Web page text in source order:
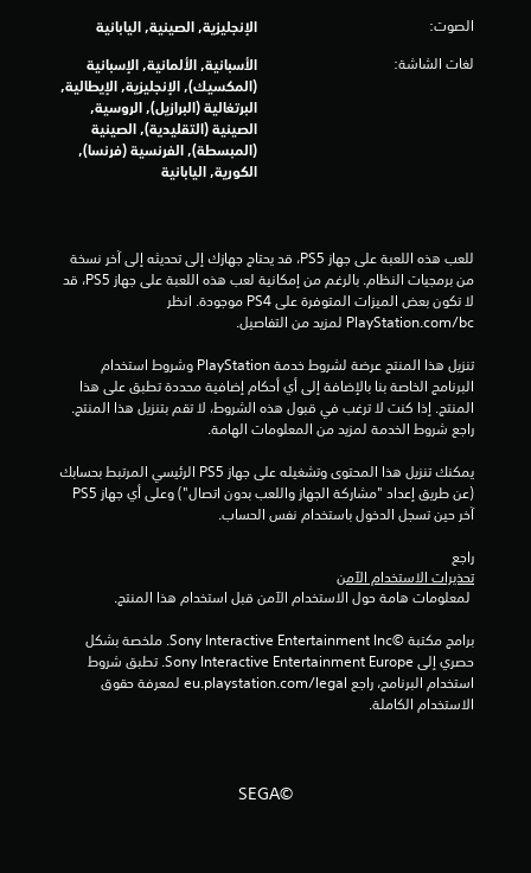
ت
ق
ي
ي
ت
الصوت: الإنجليزية, الصينية, اليابانية
لغات الشاشة:
الأسبانية, الألمانية, الإسبانية
(المكسيك), الإنجليزية, الإيطالية,
البرتغالية (البرازيل), الروسية,
الصينية (التقليدية), الصينية
(المبسطة), الفرنسية (فرنسا),
الكورية, اليابانية
‎PlayStation.com/bc لمزيد من التفاصيل.
راجع شروط الخدمة لمزيد من المعلومات الهامة.
آخر حين تسجل الدخول باستخدام نفس الحساب.
راجع
تحذيرات الاستخدام الآمن
الاستخدام الكاملة.
©SEGA